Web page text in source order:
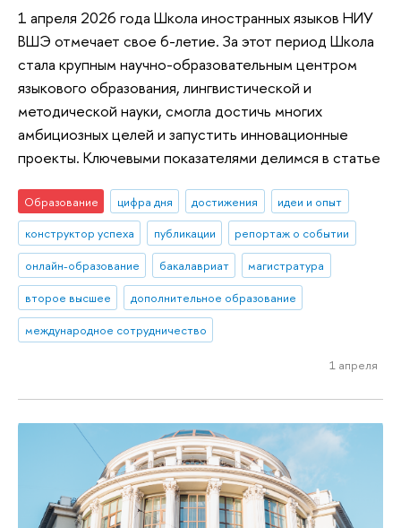
1 апреля 2026 года Школа иностранных языков НИУ
ВШЭ отмечает свое 6-летие. За этот период Школа
стала крупным научно-образовательным центром
языкового образования, лингвистической и
методической науки, смогла достичь многих
амбициозных целей и запустить инновационные
проекты. Ключевыми показателями делимся в статье
Образование цифра дня достижения
идеи и опыт
конструктор успеха
публикации
репортаж о событии
онлайн-образование
бакалавриат
магистратура
второе высшее
дополнительное образование
международное сотрудничество
1 апреля